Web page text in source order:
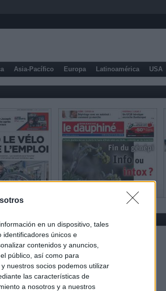
en un dispositivo, tales
identificadores únicos e
contenidos y anuncios,
público, así como para
nuestros socios podemos utilizar
las características de
a nosotros y a nuestros
Asia-Pacífico Europa Latinoamérica USA